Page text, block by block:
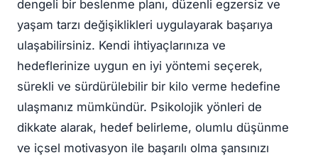
dengeli bir beslenme planı, düzenli egzersiz ve
yaşam tarzı değişiklikleri uygulayarak başarıya
ulaşabilirsiniz. Kendi ihtiyaçlarınıza ve
hedeflerinize uygun en iyi yöntemi seçerek,
sürekli ve sürdürülebilir bir kilo verme hedefine
ulaşmanız mümkündür. Psikolojik yönleri de
dikkate alarak, hedef belirleme, olumlu düşünme
ve içsel motivasyon ile başarılı olma şansınızı